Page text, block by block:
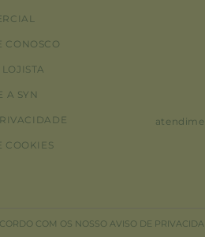
CONOSCO
LOJISTA
A SYN
COOKIES
COM OS NOSSO AVISO DE